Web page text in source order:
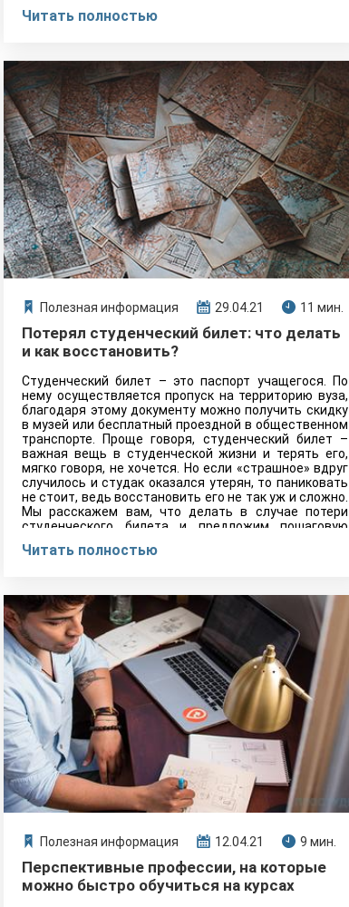
Читать полностью
Полезная информация 29.04.21 11 мин.
Потерял студенческий билет: что делать
и как восстановить?
Студенческий билет – это паспорт учащегося. По
нему осуществляется пропуск на территорию вуза,
благодаря этому документу можно получить скидку
в музей или бесплатный проездной в общественном
транспорте. Проще говоря, студенческий билет –
важная вещь в студенческой жизни и терять его,
мягко говоря, не хочется. Но если «страшное» вдруг
случилось и студак оказался утерян, то паниковать
не стоит, ведь восстановить его не так уж и сложно.
Мы расскажем вам, что делать в случае потери
студенческого билета и предложим пошаговую
Читать полностью
Полезная информация 12.04.21 9 мин.
Перспективные профессии, на которые
можно быстро обучиться на курсах